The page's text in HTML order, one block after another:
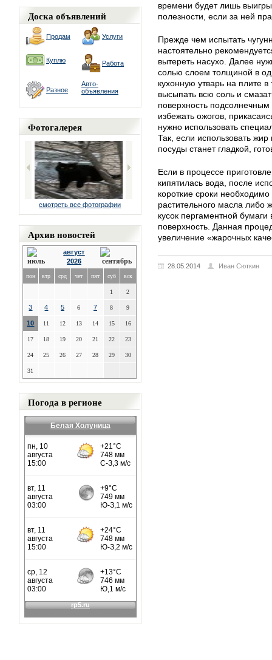
Доска объявлений
Продам Услуги
Куплю Работа
Разное
Авто-
объявления
Фотогалерея
смотреть все фотографии
Архив новостей
август
2026
пон втр срд чет пят суб вск
1 2
3 4 5 6 7 8 9
10 11 12 13 14 15 16
17 18 19 20 21 22 23
24 25 26 27 28 29 30
31
Погода в регионе
Белая Холуница
времени будет лишь
полезности, если за ней
Прежде чем испытать
настоятельно
вытереть насухо. Далее
солью слоем толщиной в
кухонную утварь на плите
высыпать всю соль и
поверхность
избежать ожогов,
нужно использовать
Так, если использовать
посуды станет гладкой,
Если в процессе
кипятилась вода, после
короткие сроки
растительного масла либо
кусок пергаментной
поверхность. Данная
увеличение «жарочных
28.05.2014 Иван Сюткин